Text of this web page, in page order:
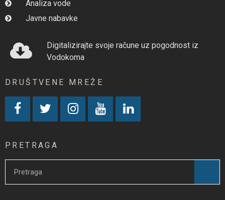
Analiza vode
Javne nabavke
Digitalizirajte svoje račune uz pogodnost iz
Vodokoma
DRUŠTVENE MREŽE
PRETRAGA